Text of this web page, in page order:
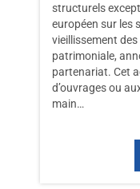
structurels
européen sur les
vieillissement
patrimoniale,
partenariat. Cet
d’ouvrages ou
main…